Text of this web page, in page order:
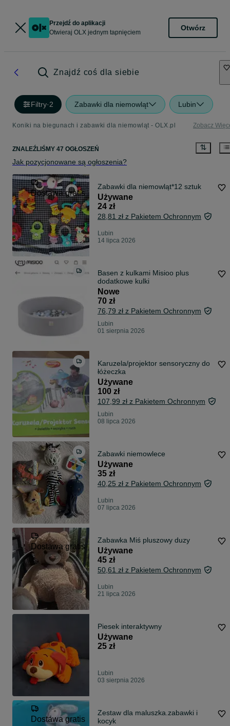
Przejdź do aplikacji
Otwieraj OLX jednym tapnięciem
Otwórz
Znajdź coś dla siebie
Filtry·2 Zabawki dla niemowląt Lubin
Koniki na biegunach i zabawki dla niemowląt - OLX.pl Zobacz
ZNALEŹLIŚMY 47 OGŁOSZEŃ
Jak pozycjonowane są ogłoszenia?
Dostawa gratis
Zabawki dla niemowląt*12 sztuk
Używane
24 zł
28,81 zł z Pakietem Ochronnym
Lubin
14 lipca 2026
Basen z kulkami Misioo plus
dodatkowe kulki
Nowe
70 zł
76,79 zł z Pakietem Ochronnym
Lubin
01 sierpnia 2026
Karuzela/projektor sensoryczny do
łóżeczka
Używane
100 zł
107,99 zł z Pakietem Ochronnym
Lubin
08 lipca 2026
Zabawki niemowlece
Używane
35 zł
40,25 zł z Pakietem Ochronnym
Lubin
07 lipca 2026
Dostawa gratis
Zabawka Miś pluszowy duzy
Używane
45 zł
50,61 zł z Pakietem Ochronnym
Lubin
21 lipca 2026
Piesek interaktywny
Używane
25 zł
Lubin
03 sierpnia 2026
Dostawa gratis
Zestaw dla maluszka.zabawki i
kocyk